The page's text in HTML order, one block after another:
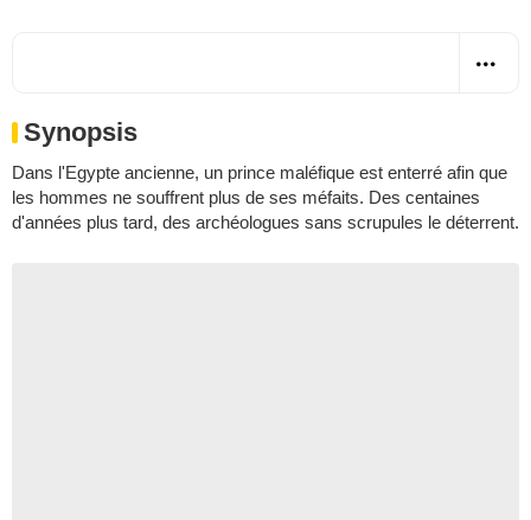
Synopsis
Dans l'Egypte ancienne, un prince maléfique est enterré afin que
les hommes ne souffrent plus de ses méfaits. Des centaines
d'années plus tard, des archéologues sans scrupules le déterrent.